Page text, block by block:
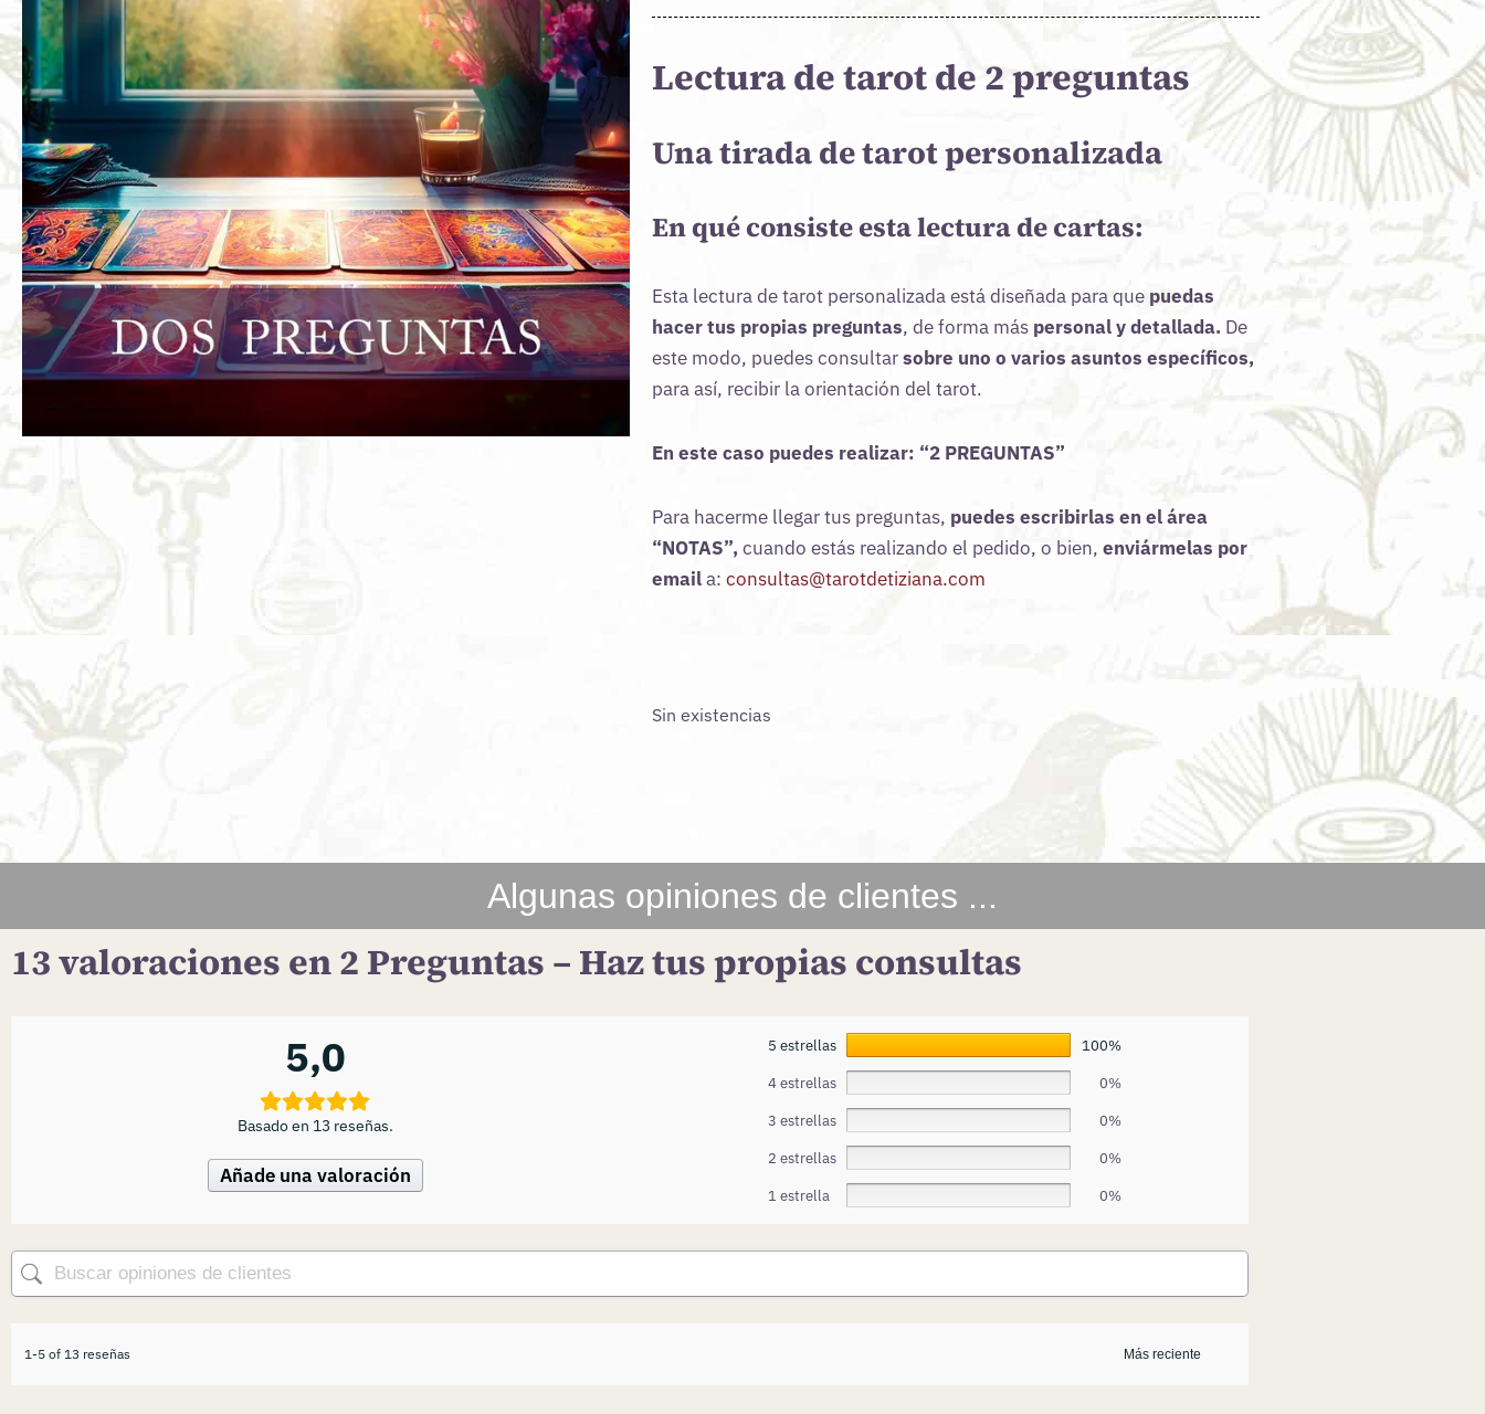
valoraciones
de clientes
Lectura de tarot de 2 preguntas
Una tirada de tarot personalizada
En qué consiste esta lectura de cartas:
Esta lectura de tarot personalizada está diseñada para que puedas
hacer tus propias preguntas, de forma más personal y detallada. De
este modo, puedes consultarsobre uno o varios asuntos específicos,
para así, recibir la orientación del tarot.
En este caso puedes realizar: “2 PREGUNTAS”
Para hacerme llegar tus preguntas, puedes escribirlas en el área
“NOTAS”, cuando estás realizando el pedido, o bien, enviármelas por
emaila: consultas@tarotdetiziana.com
Sin existencias
Algunas opiniones de clientes ...
13 valoraciones en2 Preguntas – Haz tus propias consultas
5,0
Basado en 13 reseñas.
Añade una valoración
5 estrellas 100%
4 estrellas 0%
3 estrellas 0%
2 estrellas 0%
1 estrella 0%
1-5 of 13 reseñas